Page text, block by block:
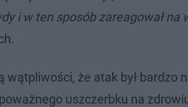
i w ten sposób zareagował
wątpliwości, że atak był bardzo
uszczerbku na